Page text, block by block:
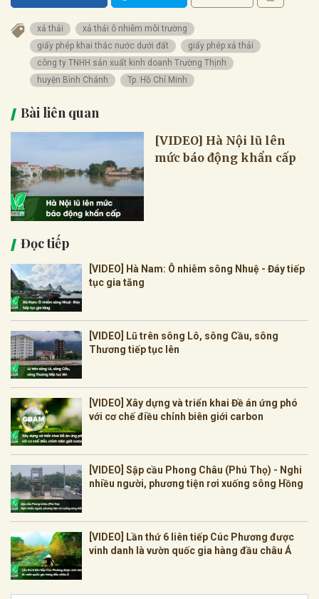
xả thải
xả thải ô nhiễm môi trường
giấy phép khai thác nước dưới đất
giấy phép xả thải
công ty TNHH sản xuất kinh doanh Trường Thịnh
huyện Bình Chánh
Tp. Hồ Chí Minh
Bài liên quan
[VIDEO] Hà Nội lũ lên
mức báo động khẩn cấp
Đọc tiếp
[VIDEO] Hà Nam: Ô nhiễm sông Nhuệ - Đáy tiếp
tục gia tăng
[VIDEO] Lũ trên sông Lô, sông Cầu, sông
Thương tiếp tục lên
[VIDEO] Xây dựng và triển khai Đề án ứng phó
với cơ chế điều chỉnh biên giới carbon
[VIDEO] Sập cầu Phong Châu (Phú Thọ) - Nghi
nhiều người, phương tiện rơi xuống sông Hồng
[VIDEO] Lần thứ 6 liên tiếp Cúc Phương được
vinh danh là vườn quốc gia hàng đầu châu Á